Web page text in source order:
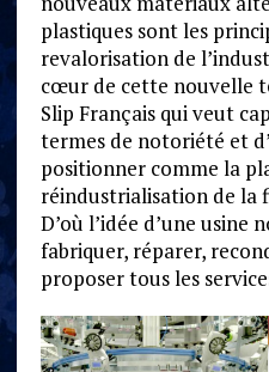
plastiques sont les
revalorisation de
cœur de cette nouvelle
Slip Français qui veut
termes de notoriété et
positionner comme la
réindustrialisation de la
D’où l’idée d’une
fabriquer, réparer,
proposer tous les